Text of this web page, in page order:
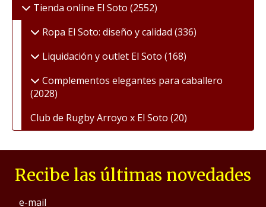
Tienda online El Soto (2552)
Ropa El Soto: diseño y calidad (336)
Liquidación y outlet El Soto (168)
Complementos elegantes para caballero
(2028)
Club de Rugby Arroyo x El Soto (20)
Recibe las últimas novedades